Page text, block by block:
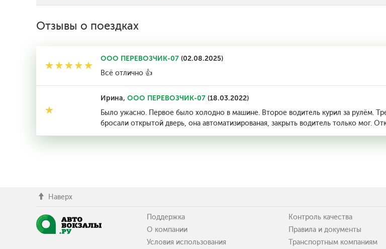
Отзывы о поездках
ООО ПЕРЕВОЗЧИК-07 (02.08.2025)
Всё отлично 👍
Ирина, ООО ПЕРЕВОЗЧИК-07 (18.03.2022)
Было ужасно. Первое было холодно в машине. Второе водитель курил за рулём.
бросали открытой дверь, она автоматизированая, закрыть водитель только мог.
Наверх
Поддержка
О компании
Условия использования
Контроль качества
Правила и документы
Транспортным компаниям